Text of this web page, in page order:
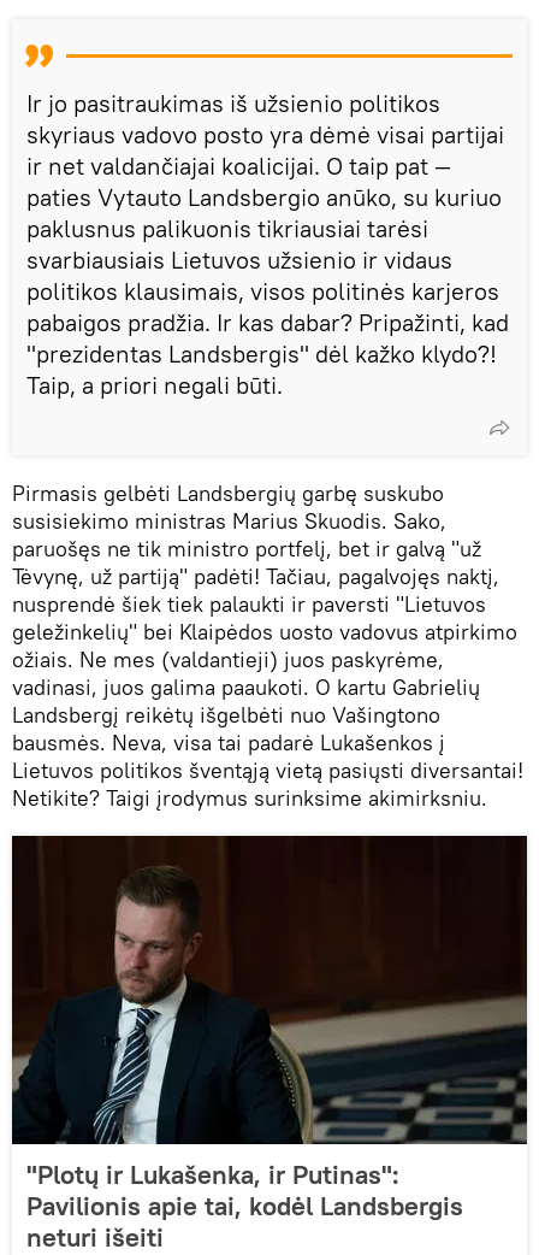
Ir jo pasitraukimas iš užsienio politikos
skyriaus vadovo posto yra dėmė visai partijai
ir net valdančiajai koalicijai. O taip pat —
paties Vytauto Landsbergio anūko, su kuriuo
paklusnus palikuonis tikriausiai tarėsi
svarbiausiais Lietuvos užsienio ir vidaus
politikos klausimais, visos politinės karjeros
pabaigos pradžia. Ir kas dabar? Pripažinti, kad
"prezidentas Landsbergis" dėl kažko klydo?!
Taip, a priori negali būti.
Pirmasis gelbėti Landsbergių garbę suskubo
susisiekimo ministras Marius Skuodis. Sako,
paruošęs ne tik ministro portfelį, bet ir galvą "už
Tėvynę, už partiją" padėti! Tačiau, pagalvojęs naktį,
nusprendė šiek tiek palaukti ir paversti "Lietuvos
geležinkelių" bei Klaipėdos uosto vadovus atpirkimo
ožiais. Ne mes (valdantieji) juos paskyrėme,
vadinasi, juos galima paaukoti. O kartu Gabrielių
Landsbergį reikėtų išgelbėti nuo Vašingtono
bausmės. Neva, visa tai padarė Lukašenkos į
Lietuvos politikos šventąją vietą pasiųsti diversantai!
Netikite? Taigi įrodymus surinksime akimirksniu.
"Plotų ir Lukašenka, ir Putinas":
Pavilionis apie tai, kodėl Landsbergis
neturi išeiti